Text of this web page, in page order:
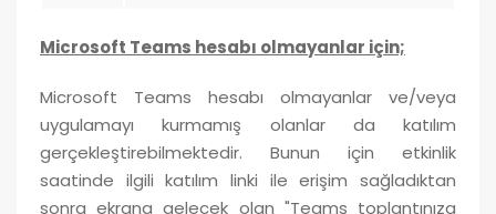
Microsoft Teams hesabı olmayanlar için;
Microsoft Teams hesabı olmayanlar ve/veya
uygulamayı kurmamış olanlar da katılım
gerçekleştirebilmektedir. Bunun için etkinlik
saatinde ilgili katılım linki ile erişim sağladıktan
sonra ekrana gelecek olan "Teams toplantınıza